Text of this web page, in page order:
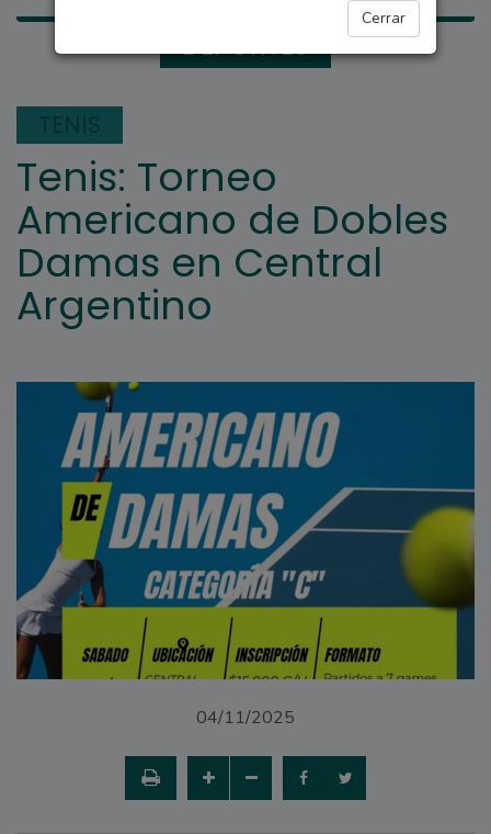
Cerrar
DEPORTES
Tenis: Torneo
Americano de Dobles
Damas en Central
Argentino
04/11/2025